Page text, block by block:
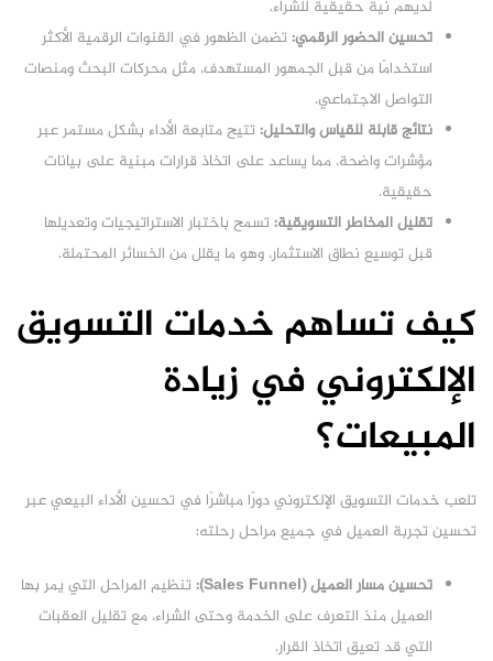
لديهم نية حقيقية للشراء.
تحسين الحضور الرقمي: تضمن الظهور في القنوات الرقمية الأكثر
استخدامًا من قبل الجمهور المستهدف، مثل محركات البحث ومنصات
التواصل الاجتماعي.
نتائج قابلة للقياس والتحليل: تتيح متابعة الأداء بشكل مستمر عبر
مؤشرات واضحة، مما يساعد على اتخاذ قرارات مبنية على بيانات
حقيقية.
تقليل المخاطر التسويقية: تسمح باختبار الاستراتيجيات وتعديلها
قبل توسيع نطاق الاستثمار، وهو ما يقلل من الخسائر المحتملة.
كيف تساهم خدمات التسويق
الإلكتروني في زيادة
المبيعات؟
تلعب خدمات التسويق الإلكتروني دورًا مباشرًا في تحسين الأداء البيعي عبر
تحسين تجربة العميل في جميع مراحل رحلته:
تحسين مسار العميل (Sales Funnel):
تنظيم المراحل التي يمر بها
العميل منذ التعرف على الخدمة وحتى الشراء، مع تقليل العقبات
التي قد تعيق اتخاذ القرار.